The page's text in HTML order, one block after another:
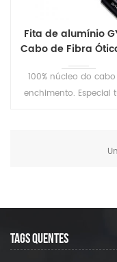
Fita de alumínio
Cabo de Fibra
8 Núcleos
100% núcleo do
enchimento. Especial
TAGS QUENTES